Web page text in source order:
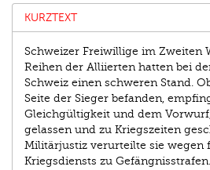
KURZTEXT
Schweizer Freiwillige im Zweiten
Reihen der Alliierten hatten bei
Schweiz einen schweren Stand.
Seite der Sieger befanden,
Gleichgültigkeit und dem
gelassen und zu Kriegszeiten
Militärjustiz verurteilte sie wegen
Kriegsdiensts zu